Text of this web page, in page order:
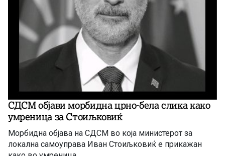
СДСМ објави морбидна црно-бела слика како
умреница за Стоиљковиќ
Морбидна објава на СДСМ во која министерот за
локална самоуправа Иван Стоиљковиќ е прикажан